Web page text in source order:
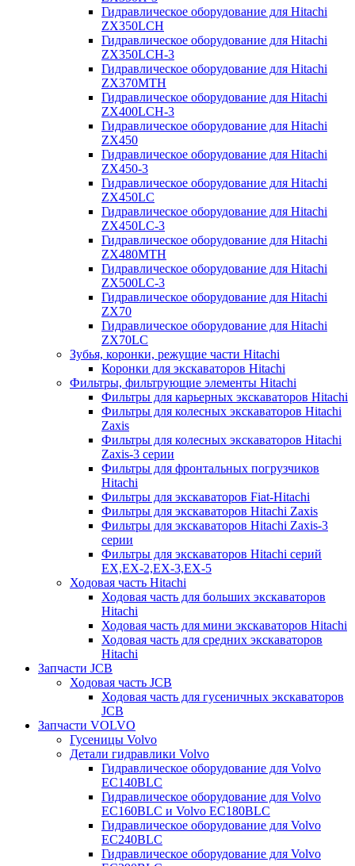
Гидравлическое оборудование для Hitachi
ZX350LCH
Гидравлическое оборудование для Hitachi
ZX350LCH-3
Гидравлическое оборудование для Hitachi
ZX370MTH
Гидравлическое оборудование для Hitachi
ZX400LCH-3
Гидравлическое оборудование для Hitachi
ZX450
Гидравлическое оборудование для Hitachi
ZX450-3
Гидравлическое оборудование для Hitachi
ZX450LC
Гидравлическое оборудование для Hitachi
ZX450LC-3
Гидравлическое оборудование для Hitachi
ZX480MTH
Гидравлическое оборудование для Hitachi
ZX500LC-3
Гидравлическое оборудование для Hitachi
ZX70
Гидравлическое оборудование для Hitachi
ZX70LC
Зубья, коронки, режущие части Hitachi
Коронки для экскаваторов Hitachi
Фильтры, фильтрующие элементы Hitachi
Фильтры для карьерных экскаваторов Hitachi
Фильтры для колесных экскаваторов Hitachi
Zaxis
Фильтры для колесных экскаваторов Hitachi
Zaxis-3 серии
Фильтры для фронтальных погрузчиков
Hitachi
Фильтры для экскаваторов Fiat-Hitachi
Фильтры для экскаваторов Hitachi Zaxis
Фильтры для экскаваторов Hitachi Zaxis-3
серии
Фильтры для экскаваторов Hitachi серий
EX,EX-2,EX-3,EX-5
Ходовая часть Hitachi
Ходовая часть для больших экскаваторов
Hitachi
Ходовая часть для мини экскаваторов Hitachi
Ходовая часть для средних экскаваторов
Hitachi
Запчасти JCB
Ходовая часть JCB
Ходовая часть для гусеничных экскаваторов
JCB
Запчасти VOLVO
Гусеницы Volvo
Детали гидравлики Volvo
Гидравлическое оборудование для Volvo
EC140BLC
Гидравлическое оборудование для Volvo
EC160BLC и Volvo EC180BLC
Гидравлическое оборудование для Volvo
EC240BLC
Гидравлическое оборудование для Volvo